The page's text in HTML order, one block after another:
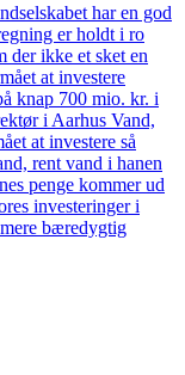
har en god
er holdt i ro
der ikke et sket en
at investere
knap 700 mio. kr. i
i Aarhus Vand,
at investere så
rent vand i hanen
penge kommer ud
investeringer i
bæredygtig